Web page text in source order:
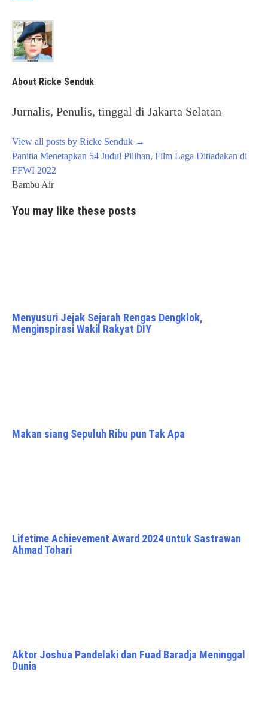
About Ricke Senduk
Jurnalis, Penulis, tinggal di Jakarta Selatan
View all posts by Ricke Senduk →
Post
navigation
Panitia Menetapkan 54 Judul Pilihan, Film Laga Ditiadakan di
FFWI 2022
Bambu Air
You may like these posts
Menyusuri Jejak Sejarah Rengas Dengklok,
Menginspirasi Wakil Rakyat DIY
Makan siang Sepuluh Ribu pun Tak Apa
Lifetime Achievement Award 2024 untuk Sastrawan
Ahmad Tohari
Aktor Joshua Pandelaki dan Fuad Baradja Meninggal
Dunia